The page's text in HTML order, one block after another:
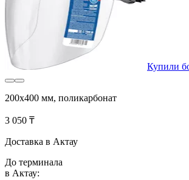
Купили
200х400 мм, поликарбонат
3 050 ₸
Доставка в Актау
До терминала
в Актау: